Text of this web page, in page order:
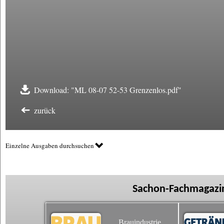
Download: "ML 08-07 52-53 Grenzenlos.pdf"
zurück
Einzelne Ausgaben durchsuchen
Sachon-
Brauindustrie